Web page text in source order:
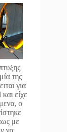
της
για
είχε
ο
με
να